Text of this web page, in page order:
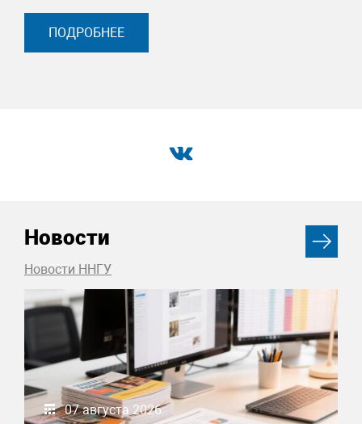
ПОДРОБНЕЕ
Новости
Новости ННГУ
07 августа 2026